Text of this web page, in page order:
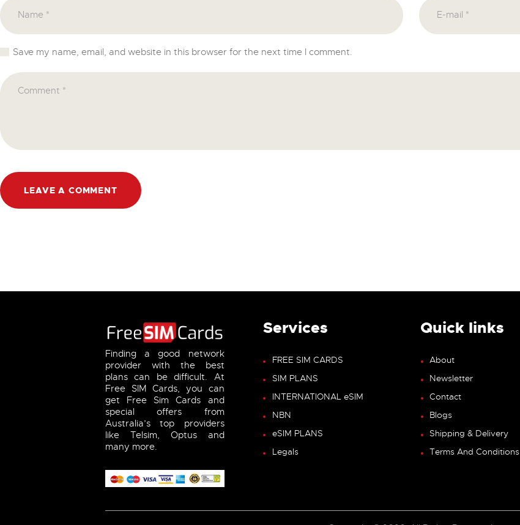
Save my name, email, and website in this browser for the next time I comment.
Finding a good network
provider with the best
plans can be difficult. At
Free SIM Cards, you can
get Free Sim Cards and
special offers from
Australia’s top providers
like Telsim, Optus and
many more.
Services
FREE SIM CARDS
SIM PLANS
INTERNATIONAL eSIM
NBN
eSIM PLANS
Legals
Quick links
About
Newsletter
Contact
Blogs
Shipping & Delivery
Terms And Conditions